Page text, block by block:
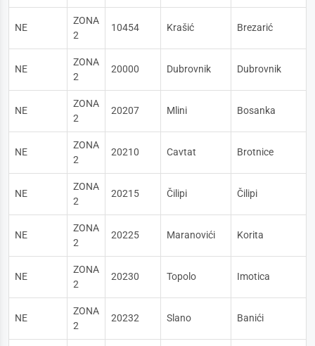
NE
ZONA
2
10454 Krašić Brezarić
NE
ZONA
2
20000 Dubrovnik Dubrovnik
NE
ZONA
2
20207 Mlini Bosanka
NE
ZONA
2
20210 Cavtat Brotnice
NE
ZONA
2
20215 Čilipi Čilipi
NE
ZONA
2
20225 Maranovići Korita
NE
ZONA
2
20230 Topolo Imotica
NE
ZONA
2
20232 Slano Banići